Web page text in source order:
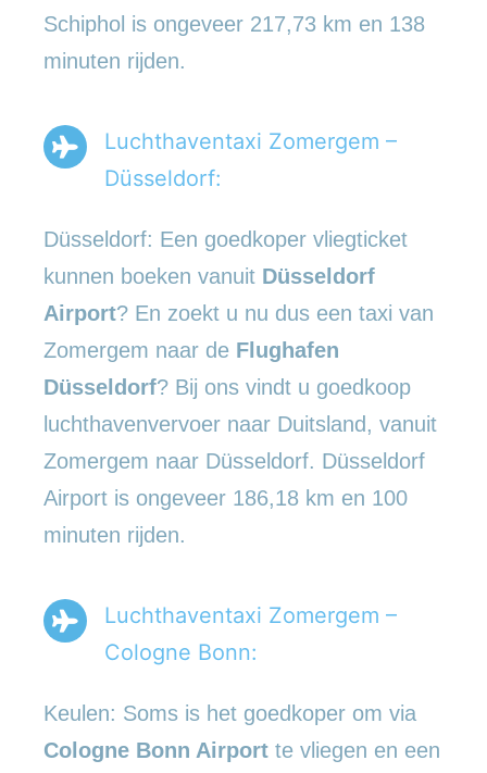
Schiphol is ongeveer 217,73 km en 138
minuten rijden.
Luchthaventaxi Zomergem –
Düsseldorf:
Düsseldorf: Een goedkoper vliegticket
kunnen boeken vanuit Düsseldorf
Airport? En zoekt u nu dus een taxi van
Zomergem naar de Flughafen
Düsseldorf? Bij ons vindt u goedkoop
luchthavenvervoer naar Duitsland, vanuit
Zomergem naar Düsseldorf. Düsseldorf
Airport is ongeveer 186,18 km en 100
minuten rijden.
Luchthaventaxi Zomergem –
Cologne Bonn:
Keulen: Soms is het goedkoper om via
Cologne Bonn Airport te vliegen en een